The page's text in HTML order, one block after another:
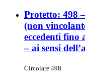
Protetto: 498
(non
eccedenti fino
– ai sensi
Circolare 498